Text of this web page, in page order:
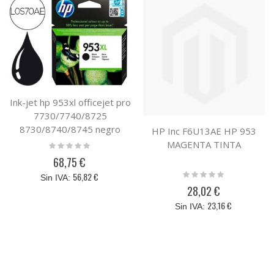
Ink-jet hp 953xl officejet pro
7730/7740/8725
8730/8740/8745 negro
2000 paginas
Rating:
68,75 €
56,82 €
HP Inc F6U13AE HP 953
MAGENTA TINTA
Rating:
28,02 €
23,16 €